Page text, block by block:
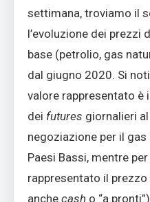
settimana, troviamo il
l’evoluzione dei prezzi
base (petrolio, gas
dal giugno 2020. Si
valore rappresentato è
dei futures giornalieri al
negoziazione per il
Paesi Bassi, mentre
rappresentato il prezzo
anche cash o “a